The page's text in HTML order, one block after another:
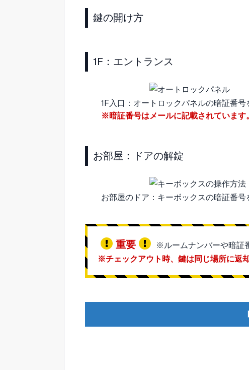
鍵の開け方
1F：エントランス
1F入口：オートロックパネルの暗証番号
※暗証番号はメールに記載されています。
お部屋：ドアの解錠
お部屋のドア：キーボックスの暗証番号
重要 ※ルームナンバーや暗証
※チェックアウト時、鍵は同じ場所に返